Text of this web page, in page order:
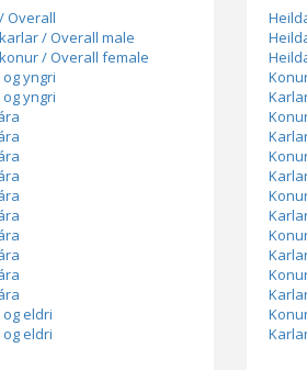
Overall
/ Overall male
/ Overall female
yngri
yngri
eldri
eldri